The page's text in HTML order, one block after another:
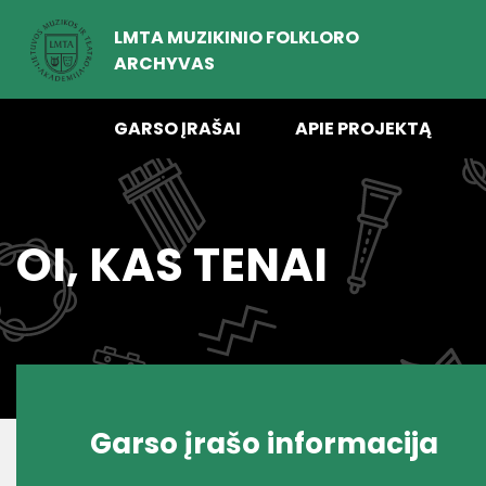
LMTA MUZIKINIO FOLKLORO
ARCHYVAS
GARSO ĮRAŠAI APIE PROJEKTĄ
OI, KAS TENAI
Garso įrašo informacija